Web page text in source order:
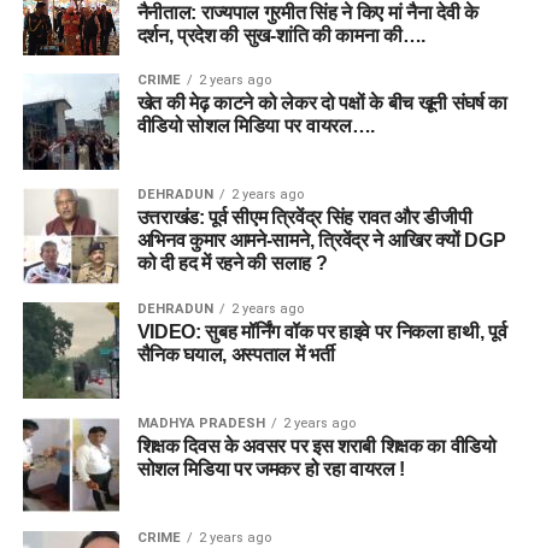
नैनीताल: राज्यपाल गुरमीत सिंह ने किए मां नैना देवी के
दर्शन, प्रदेश की सुख-शांति की कामना की….
CRIME 2 years ago
खेत की मेढ़ काटने को लेकर दो पक्षों के बीच खूनी संघर्ष का
वीडियो सोशल मिडिया पर वायरल….
DEHRADUN 2 years ago
उत्तराखंड: पूर्व सीएम त्रिवेंद्र सिंह रावत और डीजीपी
अभिनव कुमार आमने-सामने, त्रिवेंद्र ने आखिर क्यों DGP
को दी हद में रहने की सलाह ?
DEHRADUN 2 years ago
VIDEO: सुबह मॉर्निंग वॉक पर हाइवे पर निकला हाथी, पूर्व
सैनिक घयाल, अस्पताल में भर्ती
MADHYA PRADESH 2 years ago
शिक्षक दिवस के अवसर पर इस शराबी शिक्षक का वीडियो
सोशल मिडिया पर जमकर हो रहा वायरल !
CRIME 2 years ago